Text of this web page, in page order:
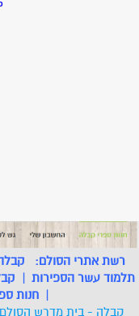
רשת אתרי הסולם:
תלמוד עשר הספירות |
| חנות
קבלה - בית מדרש